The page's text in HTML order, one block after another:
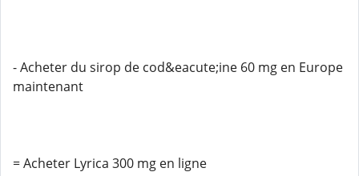
- Acheter du sirop de cod&eacute;ine 60 mg en Europe
maintenant
= Acheter Lyrica 300 mg en ligne